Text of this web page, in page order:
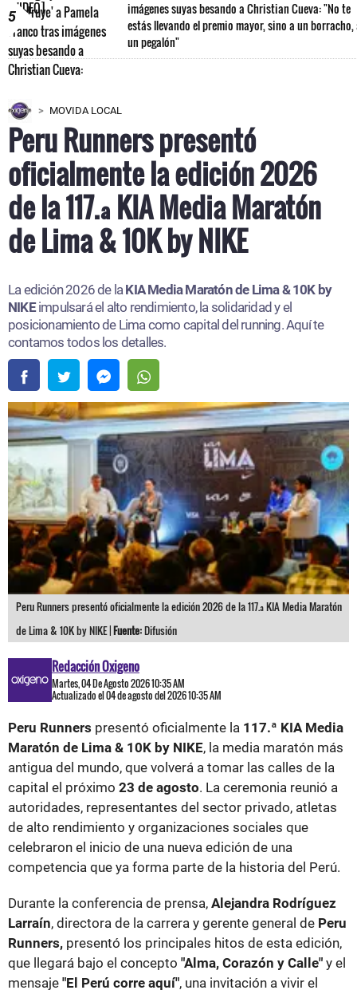
5
imágenes suyas besando a Christian Cueva: "No te
estás llevando el premio mayor, sino a un borracho,
un pegalón"
MOVIDA LOCAL
Peru Runners presentó
oficialmente la edición 2026
de la 117.ª KIA Media Maratón
de Lima & 10K by NIKE
La edición 2026 de la KIA Media Maratón de Lima & 10K by
NIKEimpulsará el alto rendimiento, la solidaridad y el
posicionamiento de Lima como capital del running. Aquí te
contamos todos los detalles.
Peru Runners presentó oficialmente la edición 2026 de la 117.ª KIA Media Maratón
de Lima & 10K by NIKE |Fuente:Difusión
Redacción Oxigeno
Martes, 04 De Agosto 2026 10:35 AM
Actualizado el 04 de agosto del 2026 10:35 AM
Peru Runners presentó oficialmente la 117.ª KIA Media
Maratón de Lima & 10K by NIKE, la media maratón más
antigua del mundo, que volverá a tomar las calles de la
capital el próximo 23 de agosto. La ceremonia reunió a
autoridades, representantes del sector privado, atletas
de alto rendimiento y organizaciones sociales que
celebraron el inicio de una nueva edición de una
competencia que ya forma parte de la historia del Perú.
Durante la conferencia de prensa, Alejandra Rodríguez
Larraín, directora de la carrera y gerente general de Peru
Runners, presentó los principales hitos de esta edición,
que llegará bajo el concepto "Alma, Corazón y Calle" y el
mensaje "El Perú corre aquí", una invitación a vivir el